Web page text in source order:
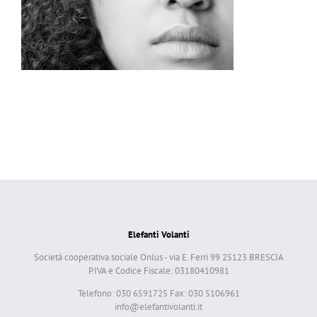
Elefanti Volanti
Società cooperativa sociale Onlus - via E. Ferri 99 25123 BRESCIA
P.IVA e Codice Fiscale: 03180410981
Telefono: 030 6591725 Fax: 030 5106961
info@elefantivolanti.it